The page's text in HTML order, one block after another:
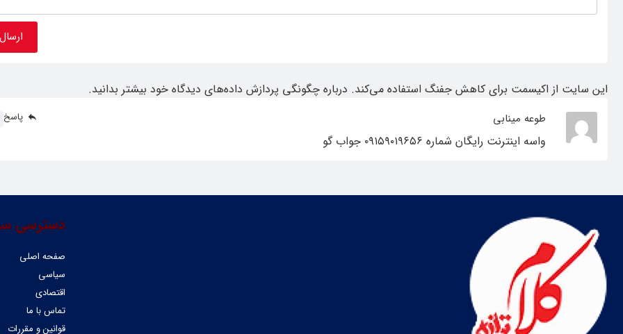
این سایت از اکیسمت برای کاهش جفنگ استفاده می‌کند. درباره چگونگی پردازش داده‌های دیدگاه خود بیشتر بدانید.
طوعه مینابی پاسخ
واسه اینترنت رایگان شماره ۰۹۱۵۹۰۱۹۶۵۶ جواب گو
دسترسی
صفحه اصلی
سیاسی
اقتصادی
تماس با ما
قوانین و مقررات